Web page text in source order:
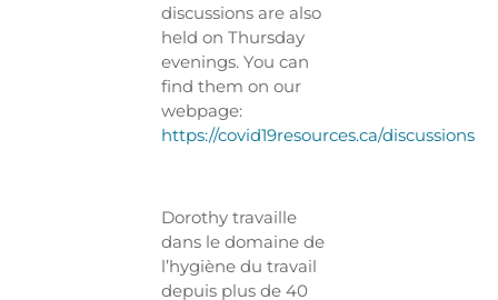
discussions are also
held on Thursday
evenings. You can
find them on our
webpage:
https://covid19resources.ca/discussions
Dorothy travaille
dans le domaine de
l’hygiène du travail
depuis plus de 40